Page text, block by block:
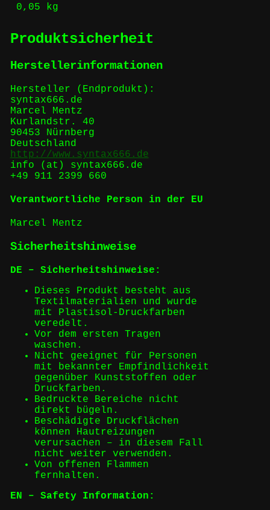
0,05 kg
Produktsicherheit
Herstellerinformationen
Hersteller (Endprodukt):
syntax666.de
Marcel Mentz
Kurlandstr. 40
90453 Nürnberg
Deutschland
http://www.syntax666.de
info (at) syntax666.de
+49 911 2399 660
Verantwortliche Person in der EU
Marcel Mentz
Sicherheitshinweise
DE – Sicherheitshinweise:
Dieses Produkt besteht aus
Textilmaterialien und wurde
mit Plastisol-Druckfarben
veredelt.
Vor dem ersten Tragen
waschen.
Nicht geeignet für Personen
mit bekannter Empfindlichkeit
gegenüber Kunststoffen oder
Druckfarben.
Bedruckte Bereiche nicht
direkt bügeln.
Beschädigte Druckflächen
können Hautreizungen
verursachen – in diesem Fall
nicht weiter verwenden.
Von offenen Flammen
fernhalten.
EN – Safety Information: